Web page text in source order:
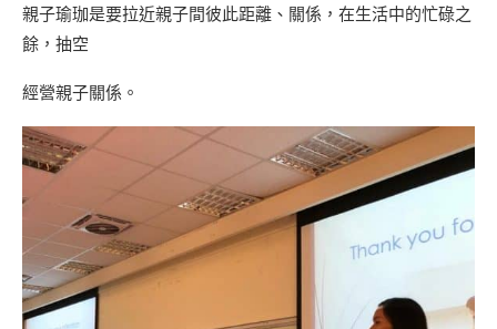
親子瑜珈是要拉近親子間彼此距離、關係，在生活中的忙碌之
餘，抽空
經營親子關係。